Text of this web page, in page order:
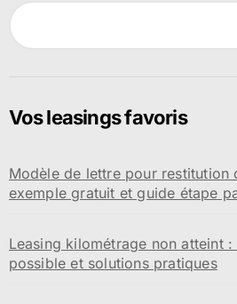
Vos leasings favoris
Modèle de lettre pour restitution
exemple gratuit et guide étape
Leasing kilométrage non atteint
possible et solutions pratiques